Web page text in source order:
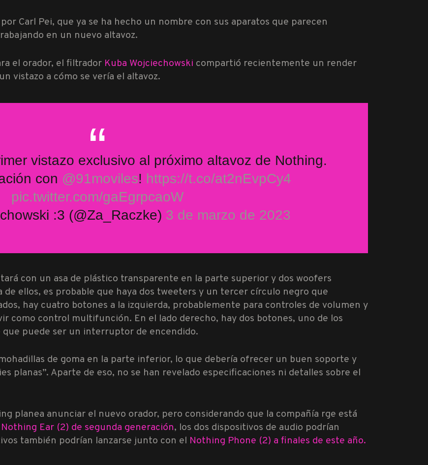
Carl Pei, que ya se ha hecho un nombre con sus aparatos que parecen
en un nuevo altavoz.
el orador, el filtrador Kuba Wojciechowski compartió recientemente un render
vistazo a cómo se vería el altavoz.
vistazo exclusivo al próximo altavoz de Nothing.
con @91moviles! https://t.co/at2nEvpCy4
pic.twitter.com/gaEgrpcaoW
:3 (@Za_Raczke) 3 de marzo de 2023
con un asa de plástico transparente en la parte superior y dos woofers
ellos, es probable que haya dos tweeters y un tercer círculo negro que
hay cuatro botones a la izquierda, probablemente para controles de volumen y
como control multifunción. En el lado derecho, hay dos botones, uno de los
que puede ser un interruptor de encendido.
de goma en la parte inferior, lo que debería ofrecer un buen soporte y
planas”. Aparte de eso, no se han revelado especificaciones ni detalles sobre el
planea anunciar el nuevo orador, pero considerando que la compañía rge está
Ear (2) de segunda generación, los dos dispositivos de audio podrían
también podrían lanzarse junto con el Nothing Phone (2) a finales de este año.